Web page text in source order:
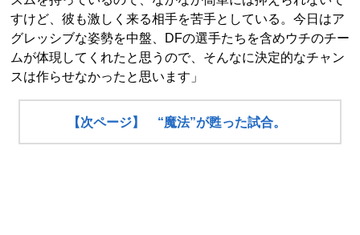
すけど、彼も激しく来る相手を苦手としている。今日はア
グレッシブな姿勢を中盤、DFの選手たちを含めウチのチー
ムが体現してくれたと思うので、そんなに決定的なチャン
スは作らせなかったと思います」
【次ページ】 “魔法”が甦った試合。